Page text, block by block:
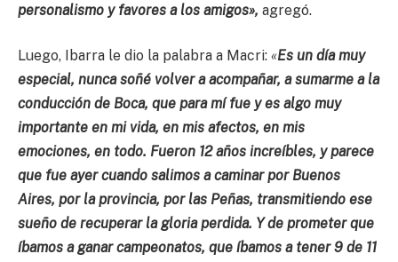
personalismo y favores a los amigos», agregó.
Luego, Ibarra le dio la palabra a Macri: «Es un día muy
especial, nunca soñé volver a acompañar, a sumarme a la
conducción de Boca, que para mí fue y es algo muy
importante en mi vida, en mis afectos, en mis
emociones, en todo. Fueron 12 años increíbles, y parece
que fue ayer cuando salimos a caminar por Buenos
Aires, por la provincia, por las Peñas, transmitiendo ese
sueño de recuperar la gloria perdida. Y de prometer que
íbamos a ganar campeonatos, que íbamos a tener 9 de 11